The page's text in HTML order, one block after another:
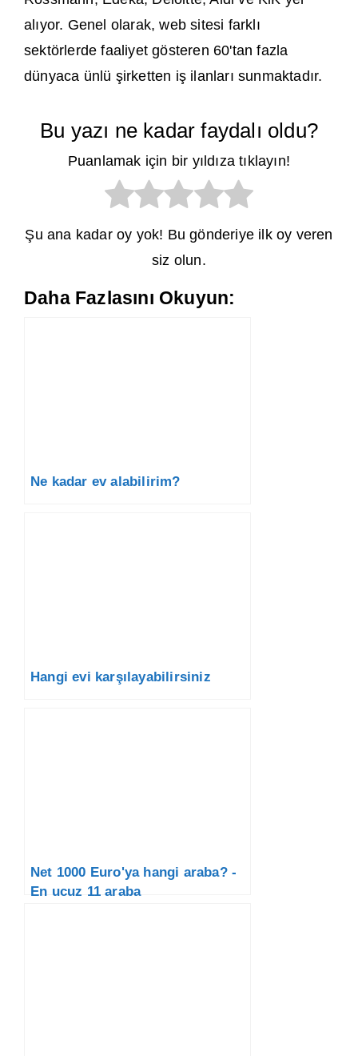
alıyor. Genel olarak, web sitesi farklı
sektörlerde faaliyet gösteren 60'tan fazla
dünyaca ünlü şirketten iş ilanları sunmaktadır.
Bu yazı ne kadar faydalı oldu?
Puanlamak için bir yıldıza tıklayın!
Şu ana kadar oy yok! Bu gönderiye ilk oy veren
siz olun.
Daha Fazlasını Okuyun:
Ne kadar ev alabilirim?
Hangi evi karşılayabilirsiniz
Net 1000 Euro'ya hangi araba? -
En ucuz 11 araba